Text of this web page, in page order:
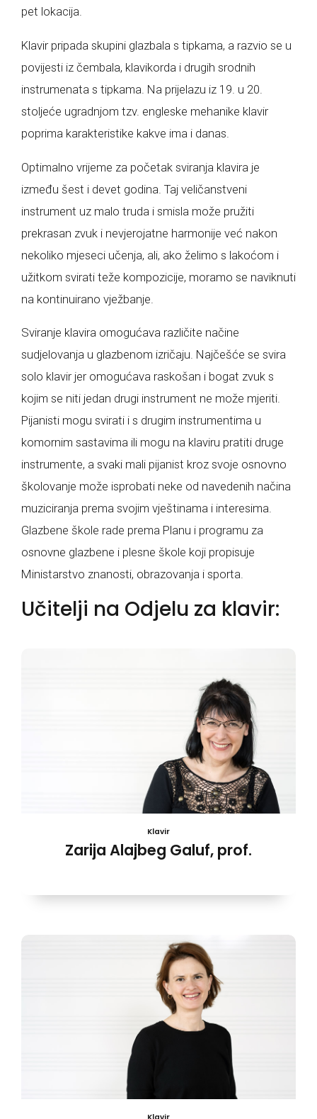
pet lokacija.
Klavir pripada skupini glazbala s tipkama, a razvio se u
povijesti iz čembala, klavikorda i drugih srodnih
instrumenata s tipkama. Na prijelazu iz 19. u 20.
stoljeće ugradnjom tzv. engleske mehanike klavir
poprima karakteristike kakve ima i danas.
Optimalno vrijeme za početak sviranja klavira je
između šest i devet godina. Taj veličanstveni
instrument uz malo truda i smisla može pružiti
prekrasan zvuk i nevjerojatne harmonije već nakon
nekoliko mjeseci učenja, ali, ako želimo s lakoćom i
užitkom svirati teže kompozicije, moramo se naviknuti
na kontinuirano vježbanje.
Sviranje klavira omogućava različite načine
sudjelovanja u glazbenom izričaju. Najčešće se svira
solo klavir jer omogućava raskošan i bogat zvuk s
kojim se niti jedan drugi instrument ne može mjeriti.
Pijanisti mogu svirati i s drugim instrumentima u
komornim sastavima ili mogu na klaviru pratiti druge
instrumente, a svaki mali pijanist kroz svoje osnovno
školovanje može isprobati neke od navedenih načina
muziciranja prema svojim vještinama i interesima.
Glazbene škole rade prema Planu i programu za
osnovne glazbene i plesne škole koji propisuje
Ministarstvo znanosti, obrazovanja i sporta.
Učitelji na Odjelu za klavir:
Klavir
Zarija Alajbeg Galuf, prof.